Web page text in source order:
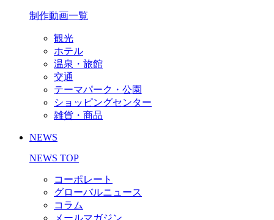
制作動画一覧
観光
ホテル
温泉・旅館
交通
テーマパーク・公園
ショッピングセンター
雑貨・商品
NEWS
NEWS TOP
コーポレート
グローバルニュース
コラム
メールマガジン